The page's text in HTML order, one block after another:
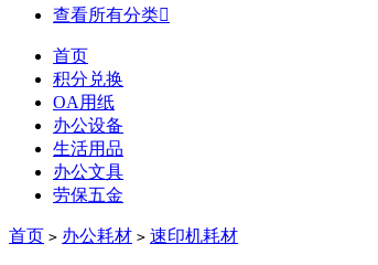
查看所有分类
首页
积分兑换
OA用纸
办公设备
生活用品
办公文具
劳保五金
首页 > 办公耗材 > 速印机耗材